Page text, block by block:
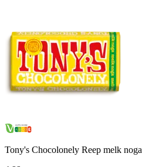
Tony's Chocolonely Reep melk noga